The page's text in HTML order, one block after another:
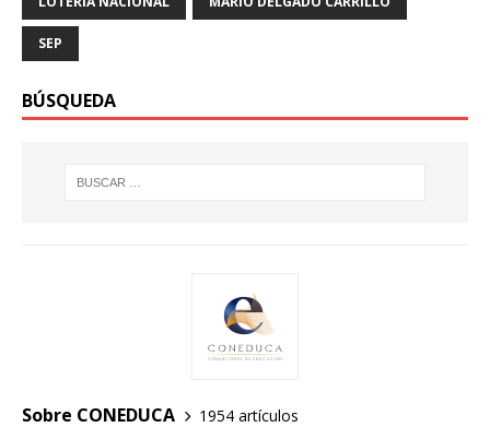
SEP
BÚSQUEDA
Sobre CONEDUCA
1954 artículos